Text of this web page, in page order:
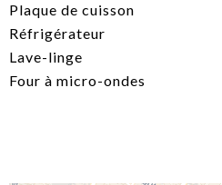
Plaque de cuisson
Réfrigérateur
Lave-linge
Four à micro-ondes